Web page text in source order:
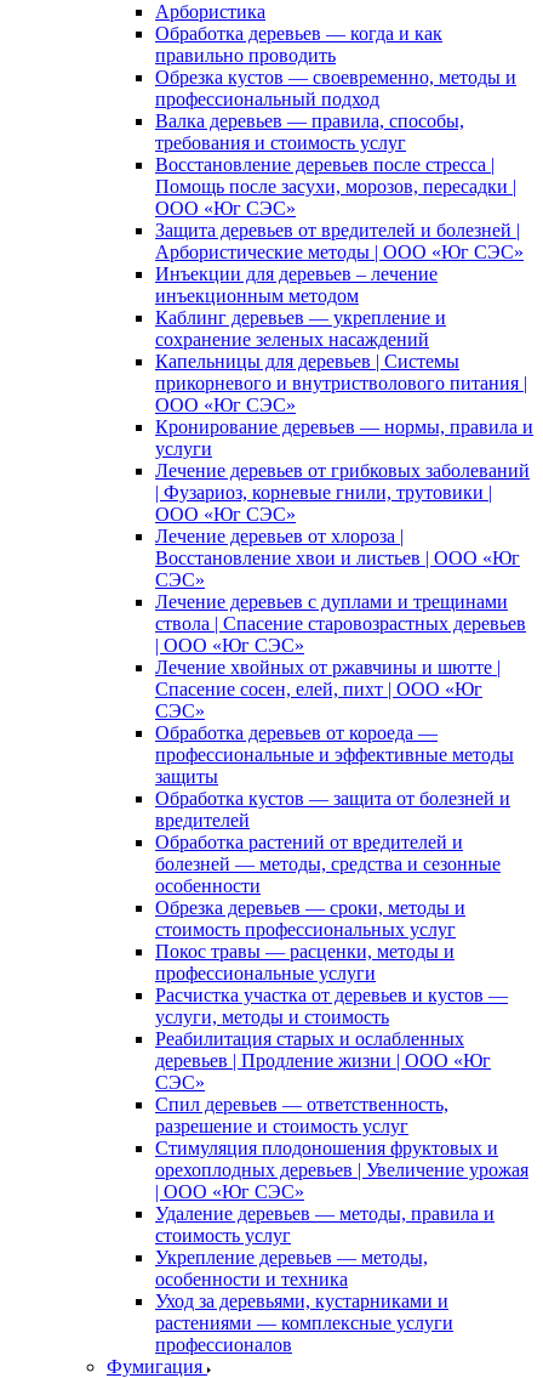
Арбористика
Обработка деревьев — когда и как
правильно проводить
Обрезка кустов — своевременно, методы и
профессиональный подход
Валка деревьев — правила, способы,
требования и стоимость услуг
Восстановление деревьев после стресса |
Помощь после засухи, морозов, пересадки |
ООО «Юг СЭС»
Защита деревьев от вредителей и болезней |
Арбористические методы | ООО «Юг СЭС»
Инъекции для деревьев – лечение
инъекционным методом
Каблинг деревьев — укрепление и
сохранение зеленых насаждений
Капельницы для деревьев | Системы
прикорневого и внутристволового питания |
ООО «Юг СЭС»
Кронирование деревьев — нормы, правила и
услуги
Лечение деревьев от грибковых заболеваний
| Фузариоз, корневые гнили, трутовики |
ООО «Юг СЭС»
Лечение деревьев от хлороза |
Восстановление хвои и листьев | ООО «Юг
СЭС»
Лечение деревьев с дуплами и трещинами
ствола | Спасение старовозрастных деревьев
| ООО «Юг СЭС»
Лечение хвойных от ржавчины и шютте |
Спасение сосен, елей, пихт | ООО «Юг
СЭС»
Обработка деревьев от короеда —
профессиональные и эффективные методы
защиты
Обработка кустов — защита от болезней и
вредителей
Обработка растений от вредителей и
болезней — методы, средства и сезонные
особенности
Обрезка деревьев — сроки, методы и
стоимость профессиональных услуг
Покос травы — расценки, методы и
профессиональные услуги
Расчистка участка от деревьев и кустов —
услуги, методы и стоимость
Реабилитация старых и ослабленных
деревьев | Продление жизни | ООО «Юг
СЭС»
Спил деревьев — ответственность,
разрешение и стоимость услуг
Стимуляция плодоношения фруктовых и
орехоплодных деревьев | Увеличение урожая
| ООО «Юг СЭС»
Удаление деревьев — методы, правила и
стоимость услуг
Укрепление деревьев — методы,
особенности и техника
Уход за деревьями, кустарниками и
растениями — комплексные услуги
профессионалов
Фумигация